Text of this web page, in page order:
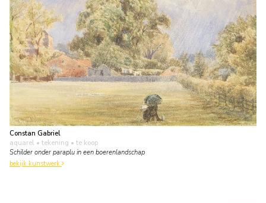
Constan Gabriel
aquarel • tekening • te koop
Schilder onder paraplu in een boerenlandschap
bekijk kunstwerk